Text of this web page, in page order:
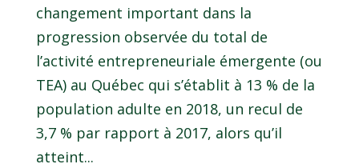
changement important dans la
progression observée du total de
l’activité entrepreneuriale émergente (ou
TEA) au Québec qui s’établit à 13 % de la
population adulte en 2018, un recul de
3,7 % par rapport à 2017, alors qu’il
atteint...